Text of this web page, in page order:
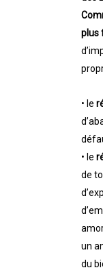
plus
• le
• le
de
un
du